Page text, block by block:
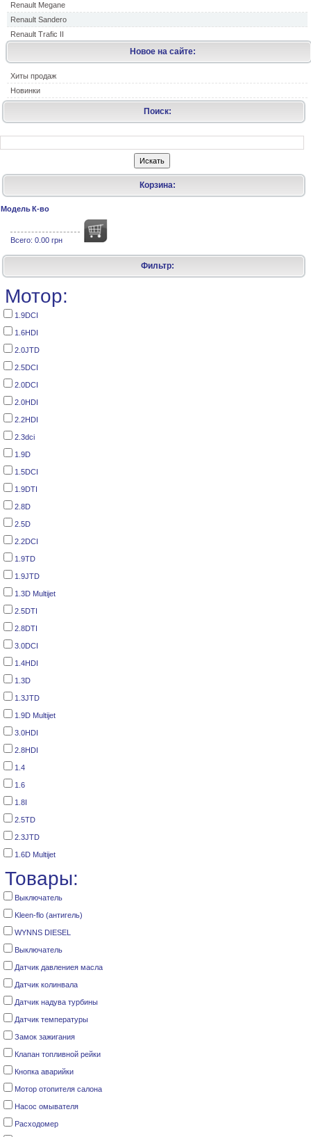
Renault Megane
Renault Sandero
Renault Trafic II
Новое на сайте:
Хиты продаж
Новинки
Поиск:
Корзина:
Модель К-во
Всего: 0.00 грн
Фильтр:
Мотор:
1.9DCI
1.6HDI
2.0JTD
2.5DCI
2.0DCI
2.0HDI
2.2HDI
2.3dci
1.9D
1.5DCI
1.9DTI
2.8D
2.5D
2.2DCI
1.9TD
1.9JTD
1.3D Multijet
2.5DTI
2.8DTI
3.0DCI
1.4HDI
1.3D
1.3JTD
1.9D Multijet
3.0HDI
2.8HDI
1.4
1.6
1.8I
2.5TD
2.3JTD
1.6D Multijet
Товары:
Выключатель
Kleen-flo (антигель)
WYNNS DIESEL
Выключатель
Датчик давлениея масла
Датчик колинвала
Датчик надува турбины
Датчик температуры
Замок зажигания
Клапан топливной рейки
Кнопка аварийки
Мотор отопителя салона
Насос омывателя
Расходомер